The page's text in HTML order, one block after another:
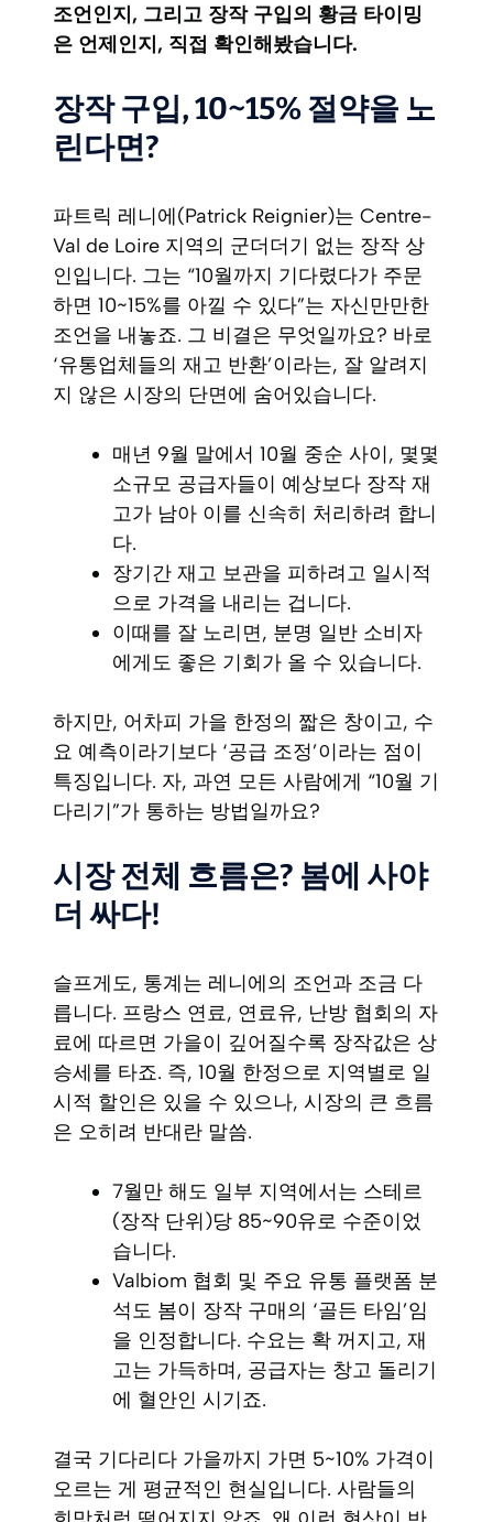
조언인지, 그리고 장작 구입의 황금 타이밍
은 언제인지, 직접 확인해봤습니다.
장작 구입, 10~15% 절약을 노
린다면?
파트릭 레니에(Patrick Reignier)는 Centre-
Val de Loire 지역의 군더더기 없는 장작 상
인입니다. 그는 “10월까지 기다렸다가 주문
하면 10~15%를 아낄 수 있다”는 자신만만한
조언을 내놓죠. 그 비결은 무엇일까요? 바로
‘유통업체들의 재고 반환’이라는, 잘 알려지
지 않은 시장의 단면에 숨어있습니다.
매년 9월 말에서 10월 중순 사이, 몇몇
소규모 공급자들이 예상보다 장작 재
고가 남아 이를 신속히 처리하려 합니
다.
장기간 재고 보관을 피하려고 일시적
으로 가격을 내리는 겁니다.
이때를 잘 노리면, 분명 일반 소비자
에게도 좋은 기회가 올 수 있습니다.
하지만, 어차피 가을 한정의 짧은 창이고, 수
요 예측이라기보다 ‘공급 조정’이라는 점이
특징입니다. 자, 과연 모든 사람에게 “10월 기
다리기”가 통하는 방법일까요?
시장 전체 흐름은? 봄에 사야
더 싸다!
슬프게도, 통계는 레니에의 조언과 조금 다
릅니다. 프랑스 연료, 연료유, 난방 협회의 자
료에 따르면 가을이 깊어질수록 장작값은 상
승세를 타죠. 즉, 10월 한정으로 지역별로 일
시적 할인은 있을 수 있으나, 시장의 큰 흐름
은 오히려 반대란 말씀.
7월만 해도 일부 지역에서는 스테르
(장작 단위)당 85~90유로 수준이었
습니다.
Valbiom 협회 및 주요 유통 플랫폼 분
석도 봄이 장작 구매의 ‘골든 타임’임
을 인정합니다. 수요는 확 꺼지고, 재
고는 가득하며, 공급자는 창고 돌리기
에 혈안인 시기죠.
결국 기다리다 가을까지 가면 5~10% 가격이
오르는 게 평균적인 현실입니다. 사람들의